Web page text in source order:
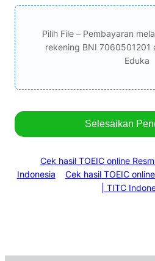
Pilih File – Pembayaran
rekening BNI 7060501201
Eduka
Selesaikan
Cek hasil TOEIC online
Indonesia
Cek hasil TOEIC
| TITC